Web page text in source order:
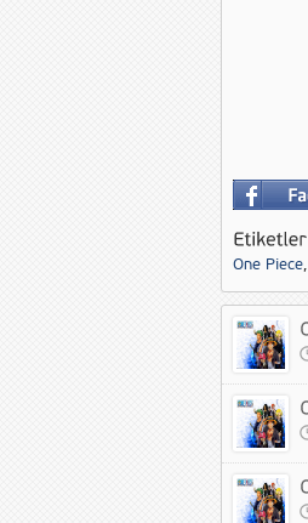
One Piece,